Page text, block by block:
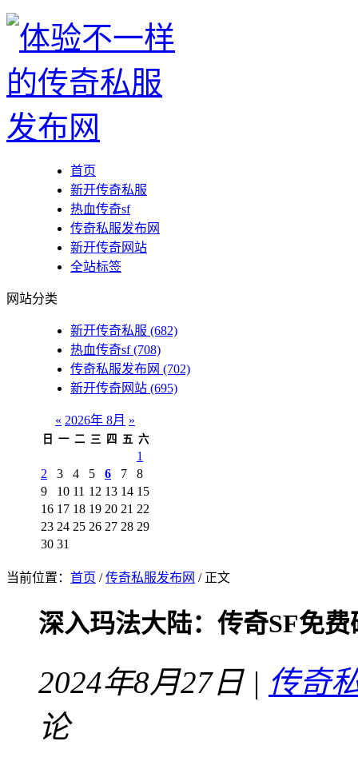
首页
新开传奇私服
热血传奇sf
传奇私服发布网
新开传奇网站
全站标签
网站分类
新开传奇私服 (682)
热血传奇sf(708)
传奇私服发布网 (702)
新开传奇网站 (695)
« 2026年 8月 »
日 一 二 三 四 五 六
1
2
3 4 5 6 7
8
9
10 11 12 13 14 15
16 17 18 19 20 21 22
23 24 25 26 27 28 29
30 31
当前位置： 首页 /传奇私服发布网 / 正文
深入玛法大陆：传奇SF免
2024年8月27日 | 传奇
论